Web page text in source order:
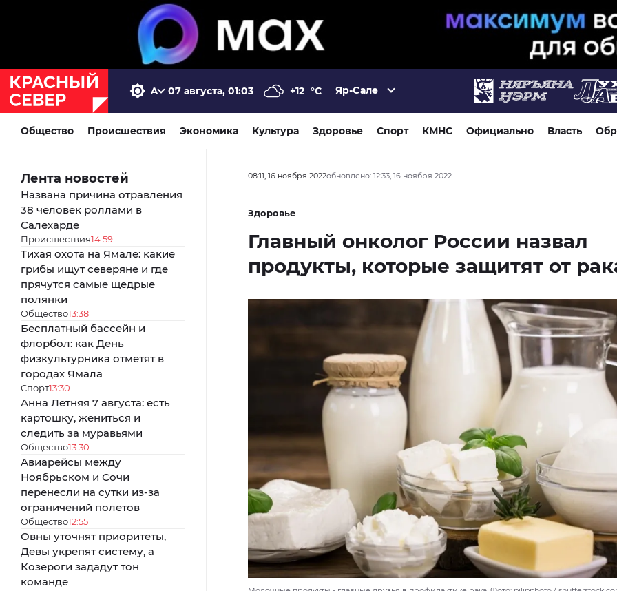
07 августа, 01:03 +12 °C Яр-Сале
Общество Происшествия Экономика Культура Здоровье Спорт КМНС Официально Власть
Лента новостей
Названа причина отравления
38 человек роллами в
Салехарде
Происшествия14:59
Тихая охота на Ямале: какие
грибы ищут северяне и где
прячутся самые щедрые
полянки
Общество13:38
Бесплатный бассейн и
флорбол: как День
физкультурника отметят в
городах Ямала
Спорт13:30
Анна Летняя 7 августа: есть
картошку, жениться и
следить за муравьями
Общество13:30
Авиарейсы между
Ноябрьском и Сочи
перенесли на сутки из-за
ограничений полетов
Общество12:55
Овны уточнят приоритеты,
Девы укрепят систему, а
Козероги зададут тон
команде
08:11, 16 ноября 2022обновлено: 12:33, 16 ноября 2022
Здоровье
Главный онколог России назвал
продукты, которые защитят от